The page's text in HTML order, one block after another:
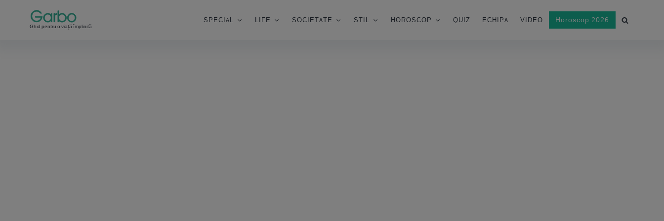
Ghid pentru o viață împlinită
SPECIAL LIFE SOCIETATE STIL HOROSCOP QUIZ ECHIPA VIDEO Horoscop 2026